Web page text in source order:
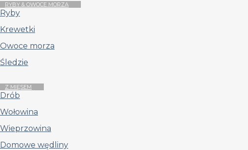
RYBY & OWOCE MORZA
Ryby
Krewetki
Owoce morza
Śledzie
Z MIĘSEM
Drób
Wołowina
Wieprzowina
Domowe wędliny